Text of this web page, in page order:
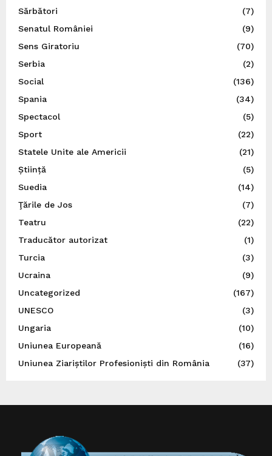
Sărbători
(7)
Senatul României
(9)
Sens Giratoriu
(70)
Serbia
(2)
Social
(136)
Spania
(34)
Spectacol
(5)
Sport
(22)
Statele Unite ale Americii
(21)
Știință
(5)
Suedia
(14)
Ţările de Jos
(7)
Teatru
(22)
Traducător autorizat
(1)
Turcia
(3)
Ucraina
(9)
Uncategorized
(167)
UNESCO
(3)
Ungaria
(10)
Uniunea Europeană
(16)
Uniunea Ziariștilor Profesioniști din România
(37)